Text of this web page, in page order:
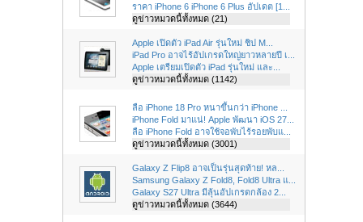
ราคา iPhone 6 iPhone 6 Plus อัปเดต [1...
ดูข่าวหมวดนี้ทั้งหมด (21)
Apple เปิดตัว iPad Air รุ่นใหม่ ชิป M...
iPad Pro อาจไร้อัปเกรดใหญ่ยาวหลายปี เ...
Apple เตรียมเปิดตัว iPad รุ่นใหม่ และ...
ดูข่าวหมวดนี้ทั้งหมด (1142)
ลือ iPhone 18 Pro หนาขึ้นกว่า iPhone ...
iPhone Fold มาแน่! Apple พัฒนา iOS 27...
ลือ iPhone Fold อาจใช้จอพับไร้รอยพับแ...
ดูข่าวหมวดนี้ทั้งหมด (3001)
Galaxy Z Flip8 อาจเป็นรุ่นสุดท้าย! หล...
Samsung Galaxy Z Fold8, Fold8 Ultra แ...
Galaxy S27 Ultra มีลุ้นอัปเกรดกล้อง 2...
ดูข่าวหมวดนี้ทั้งหมด (3644)